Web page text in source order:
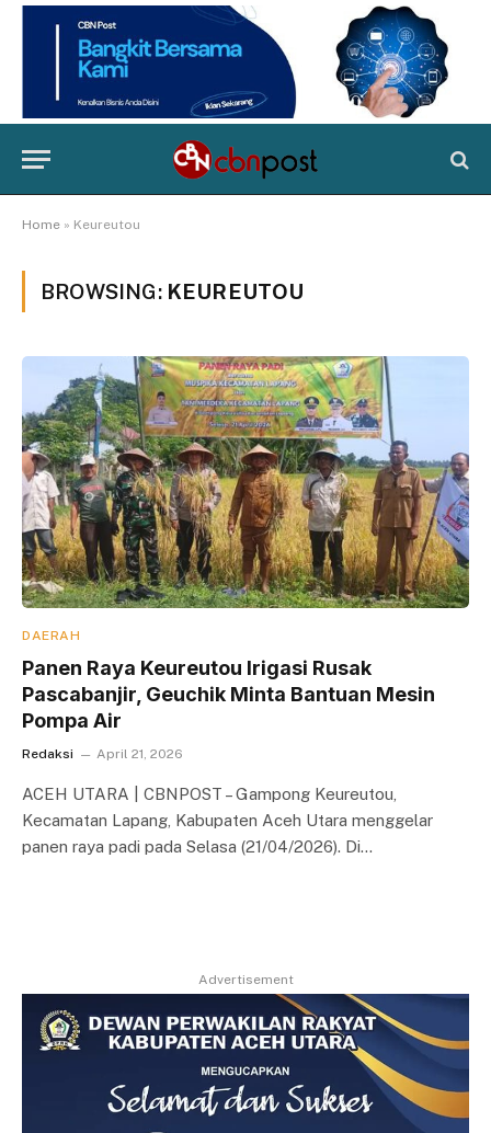
Home » Keureutou
BROWSING: KEUREUTOU
DAERAH
Panen Raya Keureutou Irigasi Rusak
Pascabanjir, Geuchik Minta Bantuan Mesin
Pompa Air
Redaksi April 21, 2026
ACEH UTARA | CBNPOST – Gampong Keureutou,
Kecamatan Lapang, Kabupaten Aceh Utara menggelar
panen raya padi pada Selasa (21/04/2026). Di…
Advertisement